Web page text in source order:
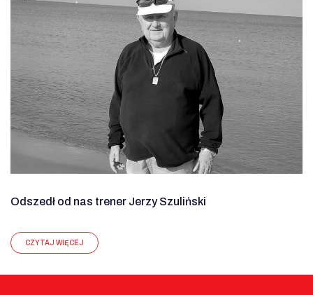
Odszedł od nas trener Jerzy Szuliński
CZYTAJ WIĘCEJ